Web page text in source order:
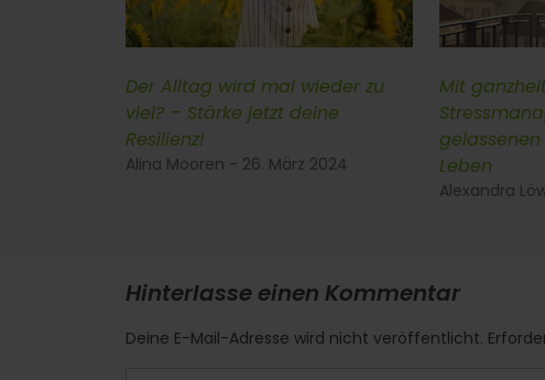
Der Alltag wird mal wieder zu
viel? – Stärke jetzt deine
Resilienz!
Alina Mooren - 26. März 2024
Mit
Leben
Alexandra
Hinterlasse einen Kommentar
Deine E-Mail-Adresse wird nicht veröffentlicht.